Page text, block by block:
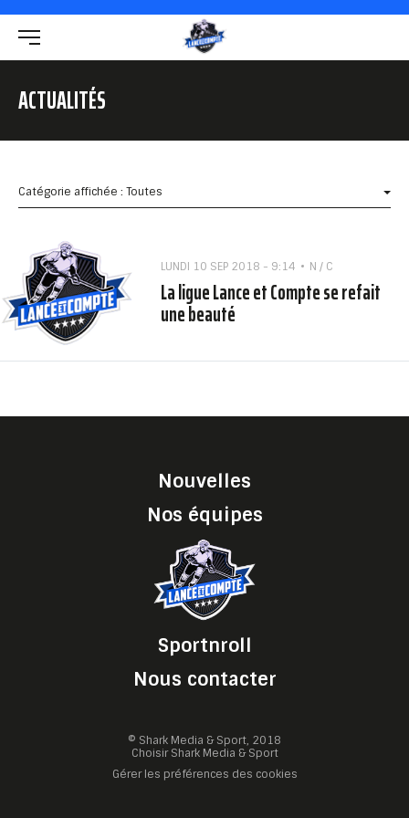
ACTUALITÉS
Catégorie affichée : Toutes
LUNDI 10 SEP 2018 - 9:14 N / C
La ligue Lance et Compte se refait
une beauté
Nouvelles
Nos équipes
Sportnroll
Nous contacter
© Shark Media & Sport, 2018
Choisir Shark Media & Sport
Gérer les préférences des cookies